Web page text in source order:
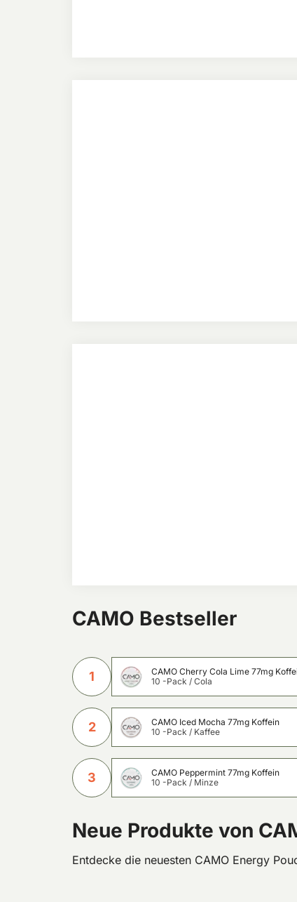
CAMO Bestseller
1
CAMO Cherry Cola Lime 77mg
10 -Pack / Cola
2
CAMO Iced Mocha 77mg Koffein
10 -Pack / Kaffee
3
CAMO Peppermint 77mg Koffein
10 -Pack / Minze
Neue Produkte von
Entdecke die neuesten CAMO Energy